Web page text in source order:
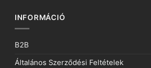
INFORMÁCIÓ
B2B
Általános Szerződési Feltételek